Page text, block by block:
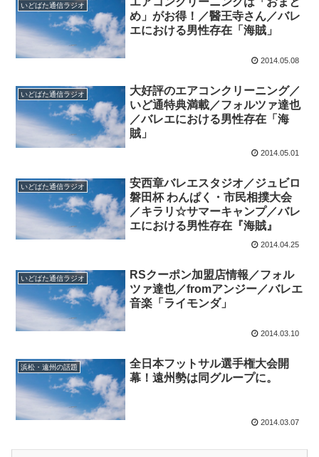
いどばた通信ラジオ
め」がお得！／醫王寺さん／バレ
エにおける男性存在「海賊」
2014.05.08
いどばた通信ラジオ
大好評のエアコンクリーニング／
いど通特典満載／フォルツァ達也
／バレエにおける男性存在「海
賊」
2014.05.01
いどばた通信ラジオ
安西章バレエスタジオ／ジュビロ
磐田杯 わんぱく・市民相撲大会
／キラリ☆サマーキャンプ／バレ
エにおける男性存在『海賊』
2014.04.25
いどばた通信ラジオ
RSクーポン加盟店情報／フォル
ツァ達也／fromアンジー／バレエ
音楽「ライモンダ」
2014.03.10
浜松・遠州の話題
全日本フットサル選手権大会開
幕！遠州勢は同グループに。
2014.03.07